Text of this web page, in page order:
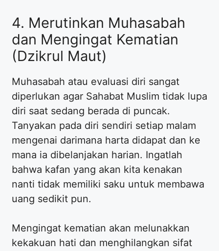
4. Merutinkan Muhasabah
dan Mengingat Kematian
(Dzikrul Maut)
Muhasabah atau evaluasi diri sangat
diperlukan agar Sahabat Muslim tidak lupa
diri saat sedang berada di puncak.
Tanyakan pada diri sendiri setiap malam
mengenai darimana harta didapat dan ke
mana ia dibelanjakan harian. Ingatlah
bahwa kafan yang akan kita kenakan
nanti tidak memiliki saku untuk membawa
uang sedikit pun.
Mengingat kematian akan melunakkan
kekakuan hati dan menghilangkan sifat